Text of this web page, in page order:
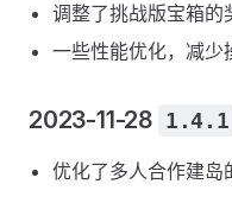
调整了挑战版宝箱的
一些性能优化，减少
2023-11-28 1.4.1
优化了多人合作建岛